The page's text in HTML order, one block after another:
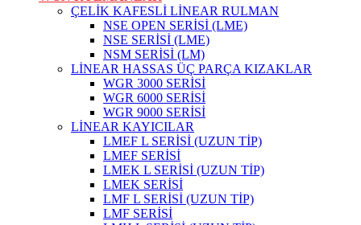
ÇELİK KAFESLİ LİNEAR RULMAN
NSE OPEN SERİSİ (LME)
NSE SERİSİ (LME)
NSM SERİSİ (LM)
LİNEAR HASSAS ÜÇ PARÇA KIZAKLAR
WGR 3000 SERİSİ
WGR 6000 SERİSİ
WGR 9000 SERİSİ
LİNEAR KAYICILAR
LMEF L SERİSİ (UZUN TİP)
LMEF SERİSİ
LMEK L SERİSİ (UZUN TİP)
LMEK SERİSİ
LMF L SERİSİ (UZUN TİP)
LMF SERİSİ